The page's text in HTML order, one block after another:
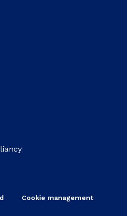
Cookie management